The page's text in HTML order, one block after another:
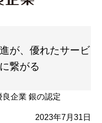
が、優れたサービ
繋がる
良企業 銀の認定
2023年7月31日